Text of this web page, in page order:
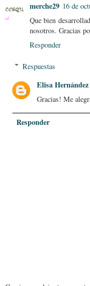
merche29 16 de
Que bien
nosotros. Gracias
Responder
Respuestas
Elisa Hernández
Gracias! Me
Responder